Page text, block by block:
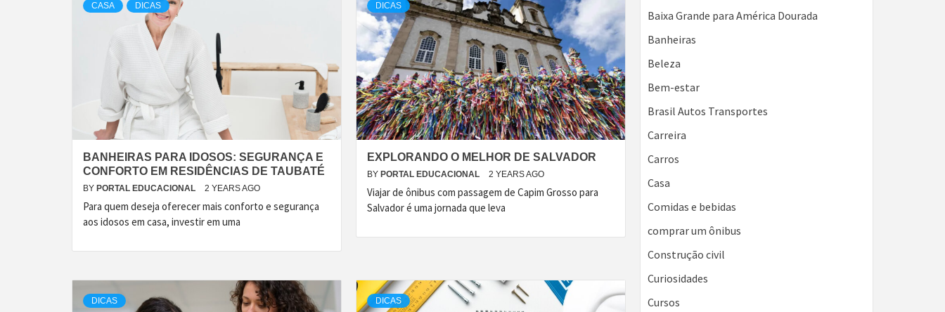
CASA DICAS
BANHEIRAS PARA IDOSOS: SEGURANÇA E
CONFORTO EM RESIDÊNCIAS DE TAUBATÉ
BY PORTAL EDUCACIONAL 2 YEARS AGO
Para quem deseja oferecer mais conforto e segurança
aos idosos em casa, investir em uma
DICAS
EXPLORANDO O MELHOR DE SALVADOR
BY PORTAL EDUCACIONAL 2 YEARS AGO
Viajar de ônibus com passagem de Capim Grosso para
Salvador é uma jornada que leva
DICAS DICAS
Baixa Grande para América Dourada
Banheiras
Beleza
Bem-estar
Brasil Autos Transportes
Carreira
Carros
Casa
Comidas e bebidas
comprar um ônibus
Construção civil
Curiosidades
Cursos